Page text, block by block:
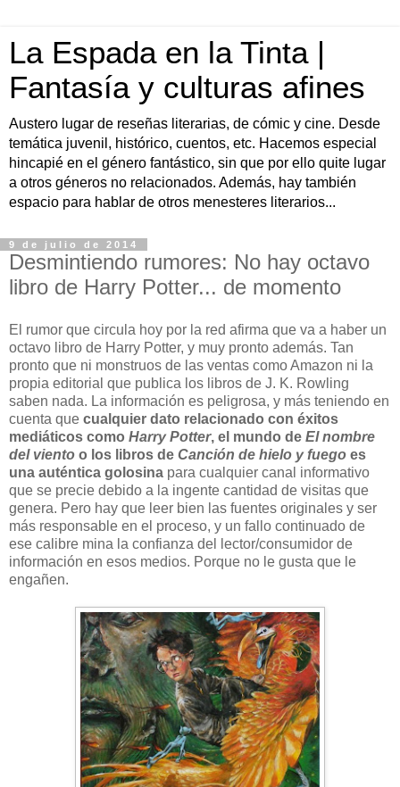
La Espada en la Tinta |
Fantasía y culturas afines
Austero lugar de reseñas literarias, de cómic y cine. Desde
temática juvenil, histórico, cuentos, etc. Hacemos especial
hincapié en el género fantástico, sin que por ello quite lugar
a otros géneros no relacionados. Además, hay también
espacio para hablar de otros menesteres literarios...
9 de julio de 2014
Desmintiendo rumores: No hay octavo
libro de Harry Potter... de momento
E l rumor que circula hoy por la red afirma que va a haber un
octavo libro de Harry Potter, y muy pronto además. Tan
pronto que ni monstruos de las ventas como Amazon ni la
propia editorial que publica los libros de J. K. Rowling
saben nada. La información es peligrosa, y más teniendo en
cuenta que cualquier dato relacionado con éxitos
mediáticos como Harry Potter, el mundo de El nombre
del viento o los libros de Canción de hielo y fuego es
una auténtica golosina para cualquier canal informativo
que se precie debido a la ingente cantidad de visitas que
genera. Pero hay que leer bien las fuentes originales y ser
más responsable en el proceso, y un fallo continuado de
ese calibre mina la confianza del lector/consumidor de
información en esos medios. Porque no le gusta que le
engañen.